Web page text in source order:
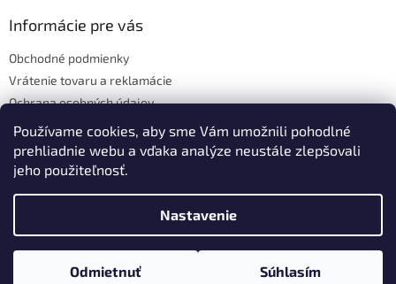
Používame cookies, aby sme Vám umožnili pohodlné
prehliadnie webu a vďaka analýze neustále zlepšovali
jeho použiteľnosť.
Nastavenie
Odmietnuť Súhlasím
Informácie pre vás
Obchodné podmienky
Vrátenie tovaru a reklamácie
Ochrana osobných údajov
Hodnotenie obchodu
ATECH.services s.r.o.
Upraviť nastavenie cookies